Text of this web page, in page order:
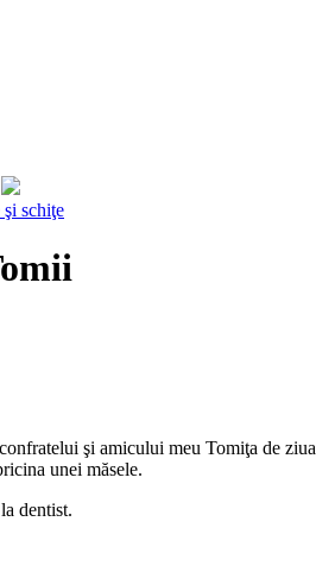
schiţe
şi amicului meu Tomiţa de
unei măsele.
dentist.